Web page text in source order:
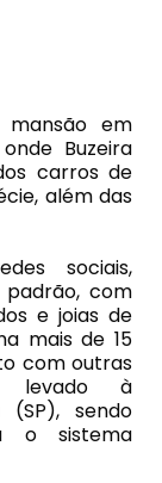
em
Buzeira
carros de
além das
sociais,
com
e joias de
mais de 15
com outras
levado à
(SP), sendo
o sistema